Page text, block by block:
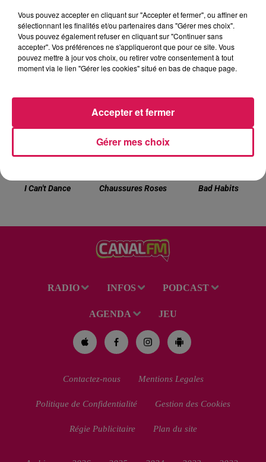
I Can't Dance Chaussures Roses Bad Habits
RADIO INFOS PODCAST
AGENDA JEU
Contactez-nous Mentions Legales
Politique de Confidentialité Gestion des Cookies
Régie Publicitaire Plan du site
Vous pouvez accepter en cliquant sur "Accepter et fermer", ou affiner en
sélectionnant les finalités et/ou partenaires dans "Gérer mes choix".
Vous pouvez également refuser en cliquant sur "Continuer sans
accepter". Vos préférences ne s'appliqueront que pour ce site. Vous
pouvez mettre à jour vos choix, ou retirer votre consentement à tout
moment via le lien "Gérer les cookies" situé en bas de chaque page.
Gérer mes choix
Accepter et fermer